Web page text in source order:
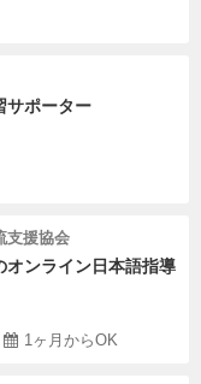
サポーター
支援協会
オンライン日本語指導
1ヶ月からOK